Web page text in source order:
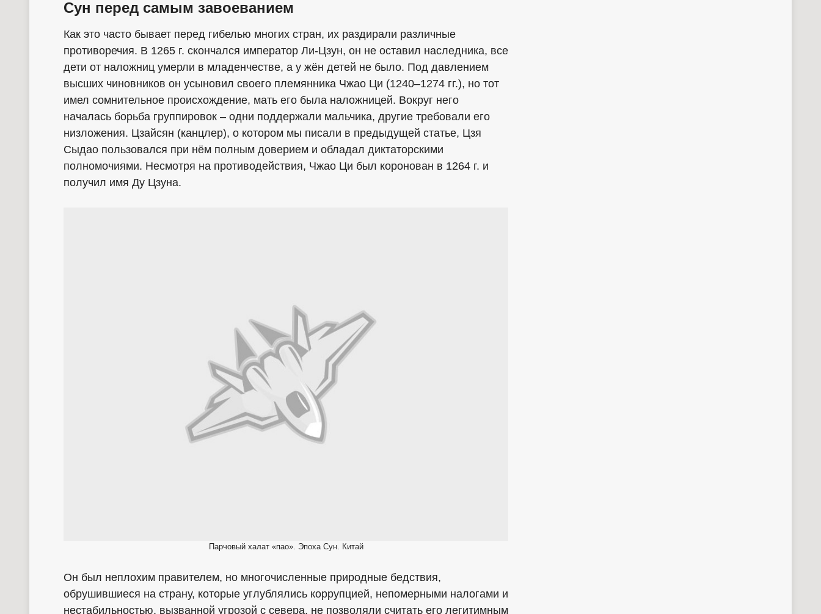
Сун перед самым завоеванием
Как это часто бывает перед гибелью многих стран, их раздирали различные
противоречия. В 1265 г. скончался император Ли-Цзун, он не оставил наследника, все
дети от наложниц умерли в младенчестве, а у жён детей не было. Под давлением
высших чиновников он усыновил своего племянника Чжао Ци (1240–1274 гг.), но тот
имел сомнительное происхождение, мать его была наложницей. Вокруг него
началась борьба группировок – одни поддержали мальчика, другие требовали его
низложения. Цзайсян (канцлер), о котором мы писали в предыдущей статье, Цзя
Сыдао пользовался при нём полным доверием и обладал диктаторскими
полномочиями. Несмотря на противодействия, Чжао Ци был коронован в 1264 г. и
получил имя Ду Цзуна.
Парчовый халат «пао». Эпоха Сун. Китай
Он был неплохим правителем, но многочисленные природные бедствия,
обрушившиеся на страну, которые углублялись коррупцией, непомерными налогами и
нестабильностью, вызванной угрозой с севера, не позволяли считать его легитимным